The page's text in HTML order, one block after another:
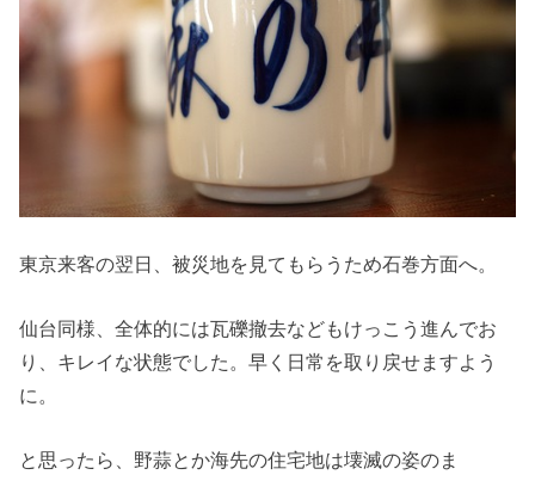
東京来客の翌日、被災地を見てもらうため石巻方面へ。
仙台同様、全体的には瓦礫撤去などもけっこう進んでお
り、キレイな状態でした。早く日常を取り戻せますよう
に。
と思ったら、野蒜とか海先の住宅地は壊滅の姿のま